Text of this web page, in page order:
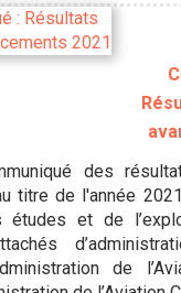
des
titre de l'année
études et de
de